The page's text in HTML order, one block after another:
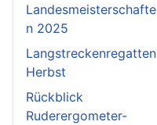
Landesmeisterschafte
n 2025
Langstreckenregatten
Herbst
Rückblick
Ruderergometer-